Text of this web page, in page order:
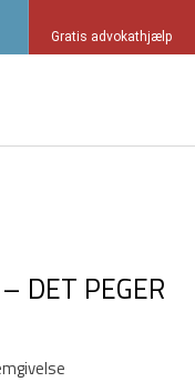
Gratis advokathjælp​
DET PEGER